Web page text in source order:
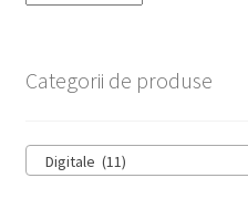
Categorii de produse
Digitale (11)